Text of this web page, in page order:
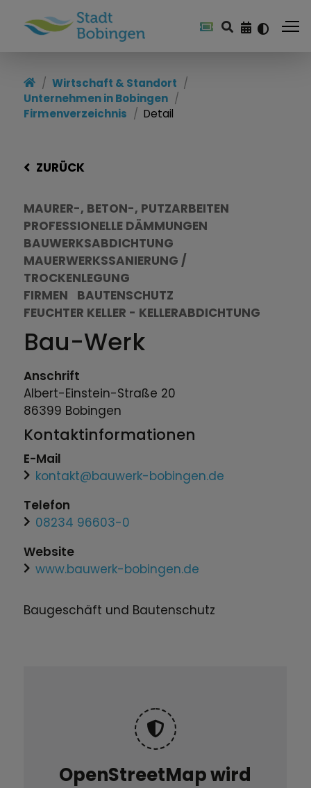
Wirtschaft & Standort
Unternehmen in Bobingen
Firmenverzeichnis
Detail
ZURÜCK
MAURER-, BETON-, PUTZARBEITEN
PROFESSIONELLE DÄMMUNGEN
BAUWERKSABDICHTUNG
MAUERWERKSSANIERUNG /
TROCKENLEGUNG
FIRMEN
BAUTENSCHUTZ
FEUCHTER KELLER - KELLERABDICHTUNG
Bau-Werk
Baugeschäft und Bautenschutz
Anschrift
Albert-Einstein-Straße 20
86399 Bobingen
Kontaktinformationen
E-Mail
kontakt@bauwerk-bobingen.de
Telefon
08234 96603-0
Website
www.bauwerk-bobingen.de
OpenStreetMap wird